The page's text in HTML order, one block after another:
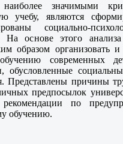
значимыми
учебу, являются
социально-
основе этого
образом организовать
современных
обусловленные
Представлены причины
предпосылок
по
обучению.